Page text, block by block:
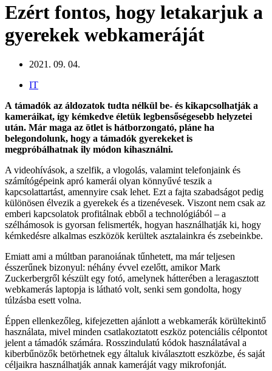
Ezért fontos, hogy letakarjuk a
gyerekek webkameráját
2021. 09. 04.
IT
A támadók az áldozatok tudta nélkül be- és kikapcsolhatják a
kameráikat, így kémkedve életük legbensőségesebb helyzetei
után. Már maga az ötlet is hátborzongató, pláne ha
belegondolunk, hogy a támadók gyerekeket is
megpróbálhatnak ily módon kihasználni.
A videohívások, a szelfik, a vlogolás, valamint telefonjaink és
számítógépeink apró kamerái olyan könnyűvé teszik a
kapcsolattartást, amennyire csak lehet. Ezt a fajta szabadságot pedig
különösen élvezik a gyerekek és a tizenévesek. Viszont nem csak az
emberi kapcsolatok profitálnak ebből a technológiából – a
szélhámosok is gyorsan felismerték, hogyan használhatják ki, hogy
kémkedésre alkalmas eszközök kerültek asztalainkra és zsebeinkbe.
Emiatt ami a múltban paranoiának tűnhetett, ma már teljesen
ésszerűnek bizonyul: néhány évvel ezelőtt, amikor Mark
Zuckerbergről készült egy fotó, amelynek hátterében a leragasztott
webkamerás laptopja is látható volt, senki sem gondolta, hogy
túlzásba esett volna.
Éppen ellenkezőleg, kifejezetten ajánlott a webkamerák körültekintő
használata, mivel minden csatlakoztatott eszköz potenciális célpontot
jelent a támadók számára. Rosszindulatú kódok használatával a
kiberbűnözők betörhetnek egy általuk kiválasztott eszközbe, és saját
céljaikra használhatják annak kameráját vagy mikrofonját.